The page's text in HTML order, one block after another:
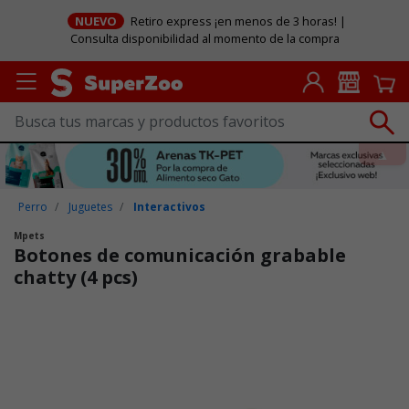
NUEVO
Retiro express ¡en menos de 3 horas! |
Consulta disponibilidad al momento de la compra
Perro Juguetes Interactivos
Mpets
Botones de comunicación grabable
chatty (4 pcs)